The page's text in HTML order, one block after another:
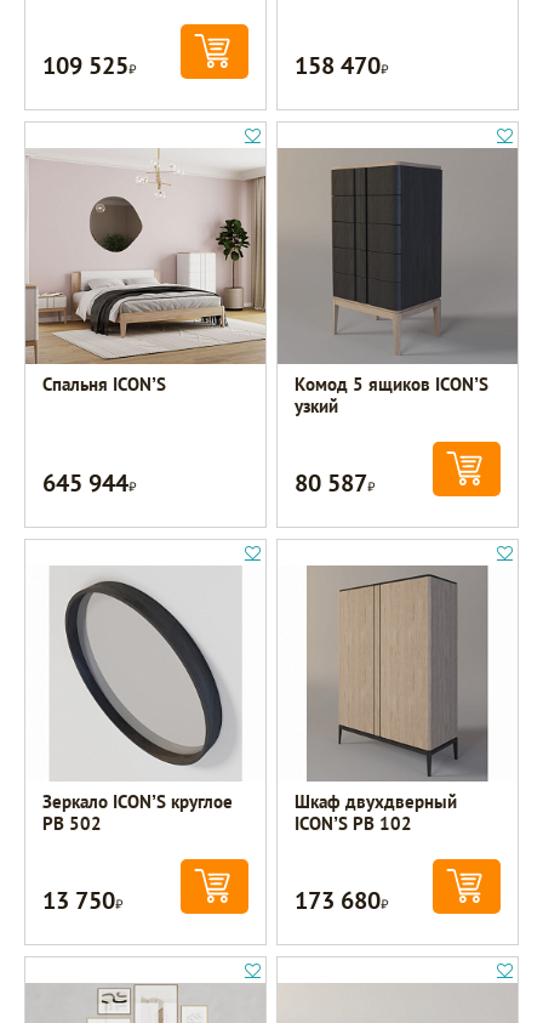
109 525Р 158 470Р
Спальня ICON’S
645 944Р
Комод 5 ящиков ICON’S
узкий
80 587Р
Зеркало ICON’S круглое
РВ 502
13 750Р
Шкаф двухдверный
ICON’S РВ 102
173 680Р